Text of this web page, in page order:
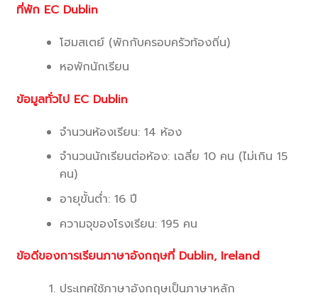
ที่พัก EC Dublin
โฮมสเตย์ (พักกับครอบครัวท้องถิ่น)
หอพักนักเรียน
ข้อมูลทั่วไป EC Dublin
จำนวนห้องเรียน: 14 ห้อง
จำนวนนักเรียนต่อห้อง: เฉลี่ย 10 คน (ไม่เกิน 15
คน)
อายุขั้นต่ำ: 16 ปี
ความจุของโรงเรียน: 195 คน
ข้อดีของการเรียนภาษาอังกฤษที่ Dublin, Ireland
ประเทศใช้ภาษาอังกฤษเป็นภาษาหลัก